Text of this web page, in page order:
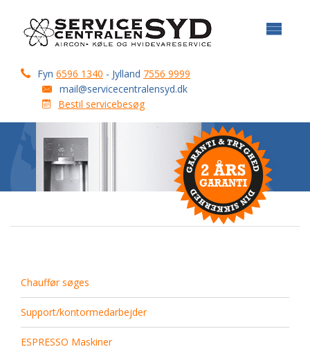
Fyn 6596 1340 - Jylland 7556 9999
mail@servicecentralensyd.dk
Bestil servicebesøg
Chauffør søges
Support/kontormedarbejder
ESPRESSO Maskiner